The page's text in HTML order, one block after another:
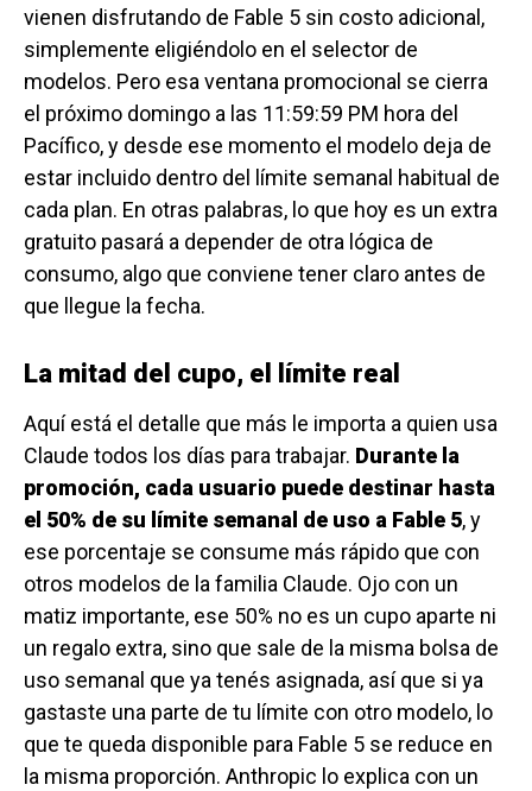
vienen disfrutando de Fable 5 sin costo adicional,
simplemente eligiéndolo en el selector de
modelos. Pero esa ventana promocional se cierra
el próximo domingo a las 11:59:59 PM hora del
Pacífico, y desde ese momento el modelo deja de
estar incluido dentro del límite semanal habitual de
cada plan. En otras palabras, lo que hoy es un extra
gratuito pasará a depender de otra lógica de
consumo, algo que conviene tener claro antes de
que llegue la fecha.
La mitad del cupo, el límite real
Aquí está el detalle que más le importa a quien usa
Claude todos los días para trabajar. Durante la
promoción, cada usuario puede destinar hasta
el 50% de su límite semanal de uso a Fable 5, y
ese porcentaje se consume más rápido que con
otros modelos de la familia Claude. Ojo con un
matiz importante, ese 50% no es un cupo aparte ni
un regalo extra, sino que sale de la misma bolsa de
uso semanal que ya tenés asignada, así que si ya
gastaste una parte de tu límite con otro modelo, lo
que te queda disponible para Fable 5 se reduce en
la misma proporción. Anthropic lo explica con un